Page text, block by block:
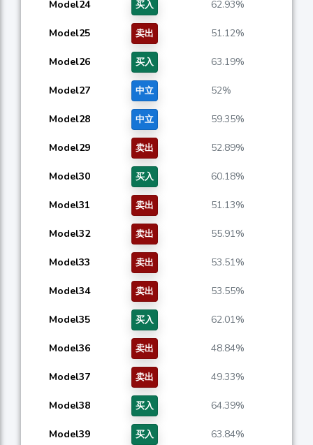
Model24 买入 62.93%
Model25 卖出 51.12%
Model26 买入 63.19%
Model27 中立 52%
Model28 中立 59.35%
Model29 卖出 52.89%
Model30 买入 60.18%
Model31 卖出 51.13%
Model32 卖出 55.91%
Model33 卖出 53.51%
Model34 卖出 53.55%
Model35 买入 62.01%
Model36 卖出 48.84%
Model37 卖出 49.33%
Model38 买入 64.39%
Model39 买入 63.84%